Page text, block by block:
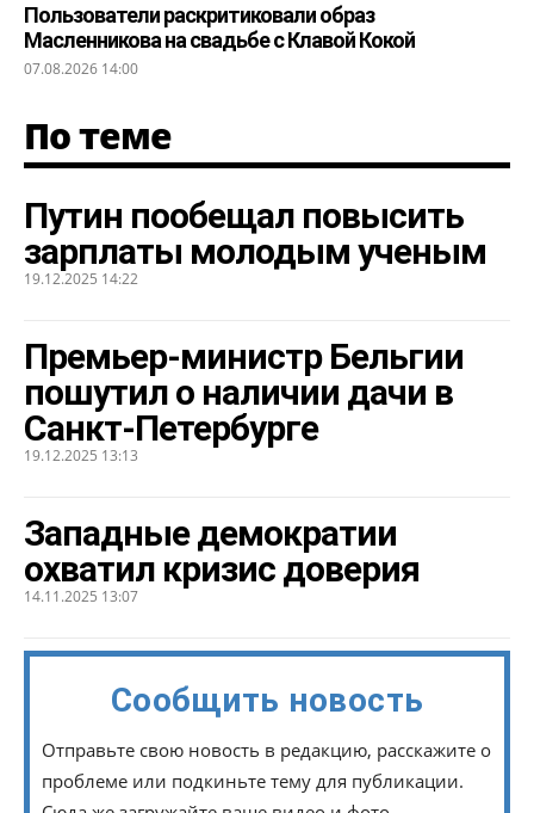
Пользователи раскритиковали образ
Масленникова на свадьбе с Клавой Кокой
07.08.2026 14:00
По теме
Путин пообещал повысить
зарплаты молодым ученым
19.12.2025 14:22
Премьер-министр Бельгии
пошутил о наличии дачи в
Санкт-Петербурге
19.12.2025 13:13
Западные демократии
охватил кризис доверия
14.11.2025 13:07
Сообщить новость
Отправьте свою новость в редакцию, расскажите о
проблеме или подкиньте тему для публикации.